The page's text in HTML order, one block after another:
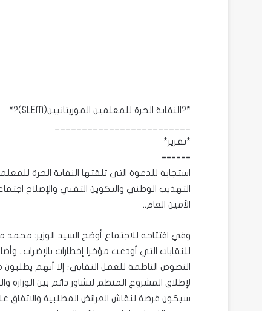
*?النقابة الحرة للمعلمين الموريتانيين(SLEM)?*
*تقرير*
======
التهذيب الوطني والتكوين التقني والإصلاح
الأمين العام..
وفي افتتاحه للاجتماع أوضح السيد الوزير: محمد
للنقابات التي أودعت مؤخرا إخطارات بالإضراب..
النصوص الناظمة للعمل النقابي؛ إلا أنهم
لإطلاق المشروع المنظم لتشاور دائم بين
سيكون فرصة لنقاش العرائض المطلبية والاتفاق